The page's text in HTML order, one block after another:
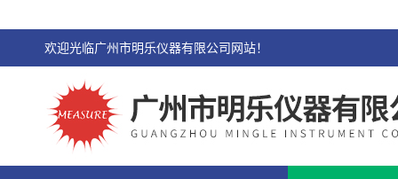
欢迎光临广州市明乐仪器有限公司网站！